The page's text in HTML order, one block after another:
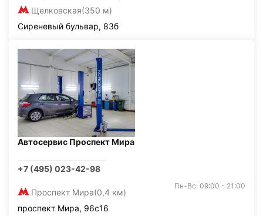
Щелковская(350 м)
Сиреневый бульвар, 83б
Автосервис Проспект Мира
+7 (495) 023-42-98
Проспект Мира(0,4 км)
Пн-Вс: 09:00 - 21:00
проспект Мира, 96с16